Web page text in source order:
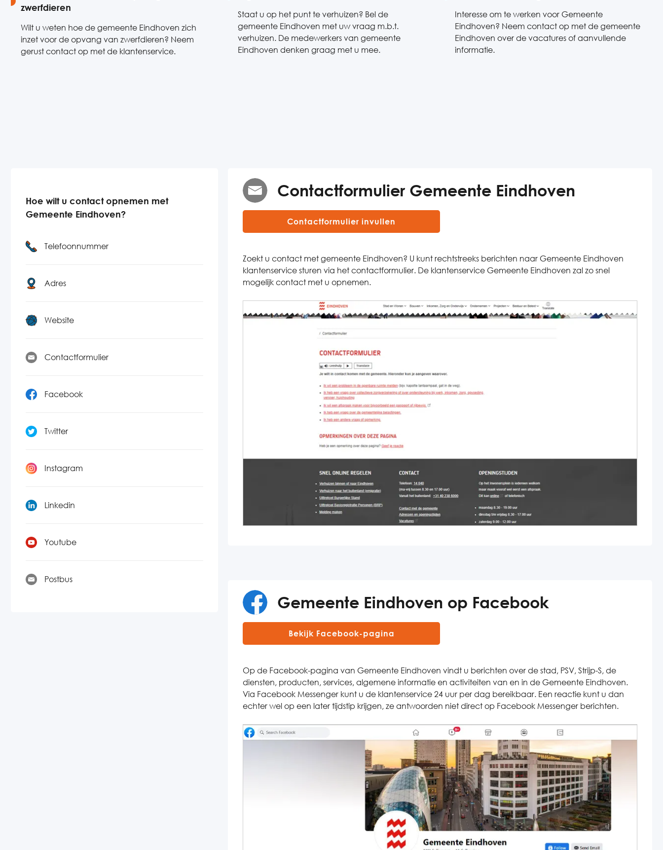
zwerfdieren
Wilt u weten hoe de gemeente Eindhoven zich
inzet voor de opvang van zwerfdieren? Neem
gerust contact op met de klantenservice.
Staat u op het punt te verhuizen? Bel de
gemeente Eindhoven met uw vraag m.b.t.
verhuizen. De medewerkers van gemeente
Eindhoven denken graag met u mee.
Interesse om te werken voor Gemeente
Eindhoven? Neem contact op met de gemeente
Eindhoven over de vacatures of aanvullende
informatie.
Hoe wilt u contact opnemen met
Gemeente Eindhoven?
Telefoonnummer
Adres
Website
Contactformulier
Facebook
Twitter
Instagram
Linkedin
Youtube
Postbus
Contactformulier Gemeente Eindhoven
Contactformulier invullen
Zoekt u contact met gemeente Eindhoven? U kunt rechtstreeks berichten naar Gemeente Eindhoven
klantenservice sturen via het contactformulier. De klantenservice Gemeente Eindhoven zal zo snel
mogelijk contact met u opnemen.
Gemeente Eindhoven op Facebook
Bekijk Facebook-pagina
Op de Facebook-pagina van Gemeente Eindhoven vindt u berichten over de stad, PSV, Strijp-S, de
diensten, producten, services, algemene informatie en activiteiten van en in de Gemeente Eindhoven.
Via Facebook Messenger kunt u de klantenservice 24 uur per dag bereikbaar. Een reactie kunt u dan
echter wel op een later tijdstip krijgen, ze antwoorden niet direct op Facebook Messenger berichten.